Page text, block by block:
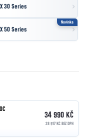
30 Series
50 Series
Novinka
34 990 KČ
28 917 KČ BEZ DPH